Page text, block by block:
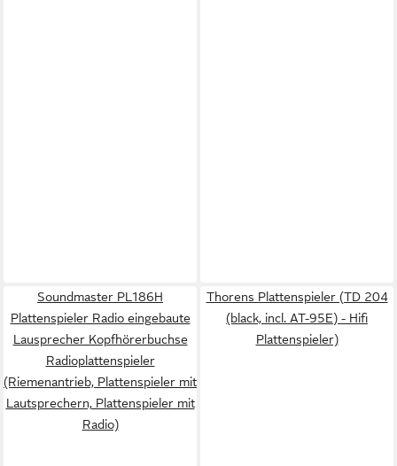
Soundmaster PL186H
Plattenspieler Radio eingebaute
Lausprecher Kopfhörerbuchse
Radioplattenspieler
(Riemenantrieb, Plattenspieler mit
Lautsprechern, Plattenspieler mit
Radio)
Thorens Plattenspieler (TD 204
(black, incl. AT-95E) - Hifi
Plattenspieler)